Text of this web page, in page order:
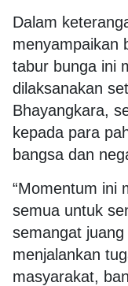
Dalam
menyampaikan
tabur bunga ini
dilaksanakan
Bhayangkara,
kepada para
bangsa dan
“Momentum ini
semua untuk
semangat
menjalankan
masyarakat,